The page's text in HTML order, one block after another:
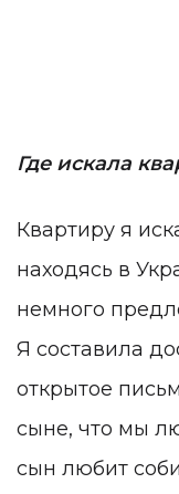
Где искала
Квартиру я
находясь в
немного
Я составила
открытое
сыне, что мы
сын любит